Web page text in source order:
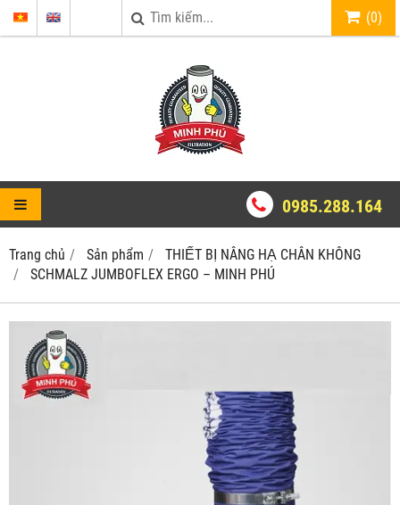
(0)
0985.288.164
Trang chủ Sản phẩm
THIẾT BỊ NÂNG HẠ CHÂN KHÔNG
SCHMALZ JUMBOFLEX ERGO – MINH PHÚ